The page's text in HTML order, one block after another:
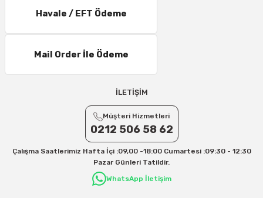
Havale / EFT Ödeme
Mail Order İle Ödeme
İLETİŞİM
Müşteri Hizmetleri
0212 506 58 62
Çalışma Saatlerimiz Hafta İçi :09,00 -18:00 Cumartesi :09:30 - 12:30
Pazar Günleri Tatildir.
WhatsApp İletişim